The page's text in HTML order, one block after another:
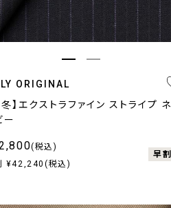
ORIGINAL
冬】エクストラファイン ストライプ ネ
ー
(税込)
¥42,240(税込)
早割